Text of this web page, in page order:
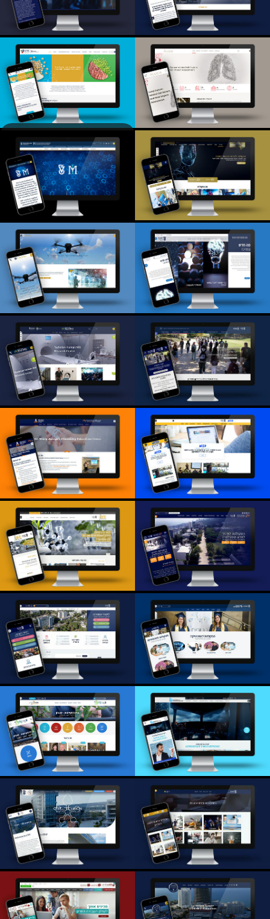
Welcome2- New
Technion faculty
and candidates
Technion
Centennial
LUCIA- Lung
Cancer
Technion
Sustainable
Protein Research
Center
הפקולטה להנדסת
מכונות בטכניון
מכון המתכות הישראלי
המרכז לקידום למידה
והוראה טכניון
ADTI טכניון
לשכת דיקן הסטודנטים
בטכניון
MRI טכניון
מעבדת MtED
Chemistry
Education Group
הפקולטה לחינוך
למדע וטכנולוגיה
בטכניון
ביוטכנולוגיה ומזון
טכניון
הפקולטה למתמטיקה
טכניון
לימודי הסמכה- הטכניון
הפקולטה
לאווירונאוטיקה בטכניון
מרכז קיימות טכניון